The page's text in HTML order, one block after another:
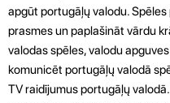
apgūt portugāļų valodu.
prasmes un paplašināt vārdu
valodas spēles, valodu
komunicēt portugāļų valodā
TV raidījumus portugāļų